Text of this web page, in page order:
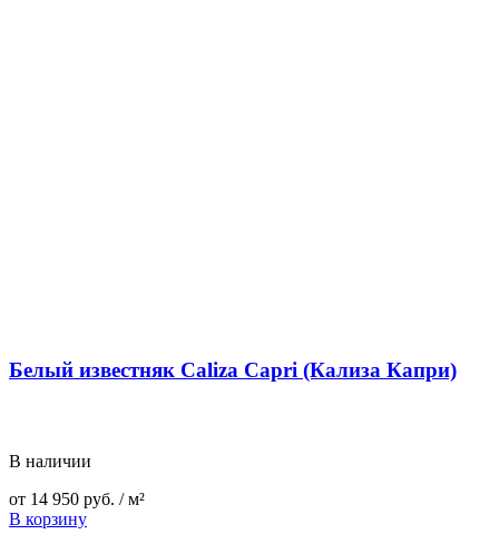
Белый известняк Caliza Capri (Кализа Капри)
В наличии
от 14 950 руб. / м²
В корзину